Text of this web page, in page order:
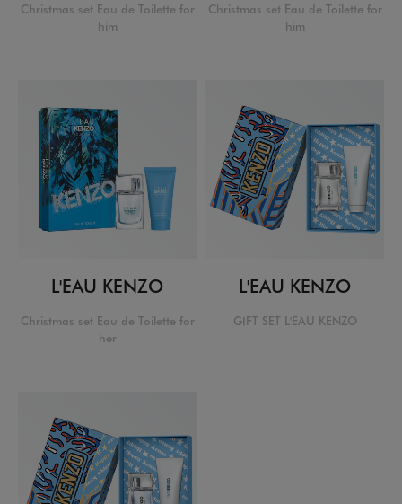
Christmas set Eau de Toilette for
him
Christmas set Eau de Toilette for
him
L'EAU KENZO
Christmas set Eau de Toilette for
her
L'EAU KENZO
GIFT SET L'EAU KENZO